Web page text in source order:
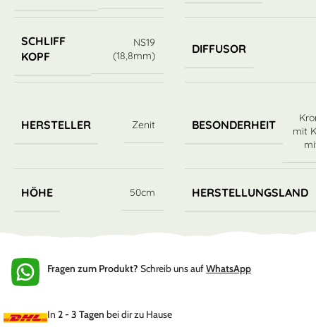
SCHLIFF
KOPF
NS19
(18,8mm)
DIFFUSOR
HERSTELLER Zenit BESONDERHEIT
mit
HÖHE 50cm HERSTELLUNGSLAND
Fragen zum Produkt? Schreib uns aufWhatsApp
In 2 - 3 Tagen bei dir zu Hause